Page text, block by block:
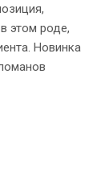
этом роде,
Новинка